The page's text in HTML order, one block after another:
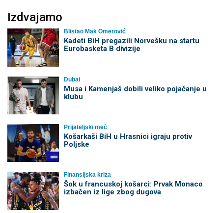
Izdvajamo
Blistao Mak Omerović
Kadeti BiH pregazili Norvešku na startu
Eurobasketa B divizije
Dubai
Musa i Kamenjaš dobili veliko pojačanje u
klubu
Prijateljski meč
Košarkaši BiH u Hrasnici igraju protiv
Poljske
Finansijska kriza
Šok u francuskoj košarci: Prvak Monaco
izbačen iz lige zbog dugova